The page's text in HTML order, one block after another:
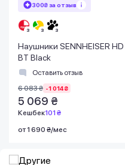
300₴ за отзыв
Наушники SENNHEISER
BT Black
Оставить отзыв
6 083 ₴ -1 014 ₴
5 069 ₴
Кешбек101 ₴
от 1 690 ₴/мес